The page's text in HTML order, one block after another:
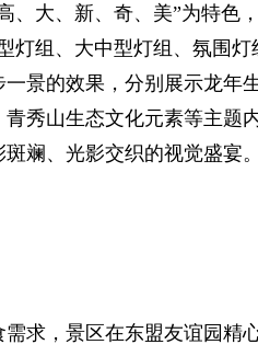
、大、新、奇、美”为特色
灯组、大中型灯组、氛围灯
景的效果，分别展示龙年
秀山生态文化元素等主题
斓、光影交织的视觉盛宴。
求，景区在东盟友谊园精